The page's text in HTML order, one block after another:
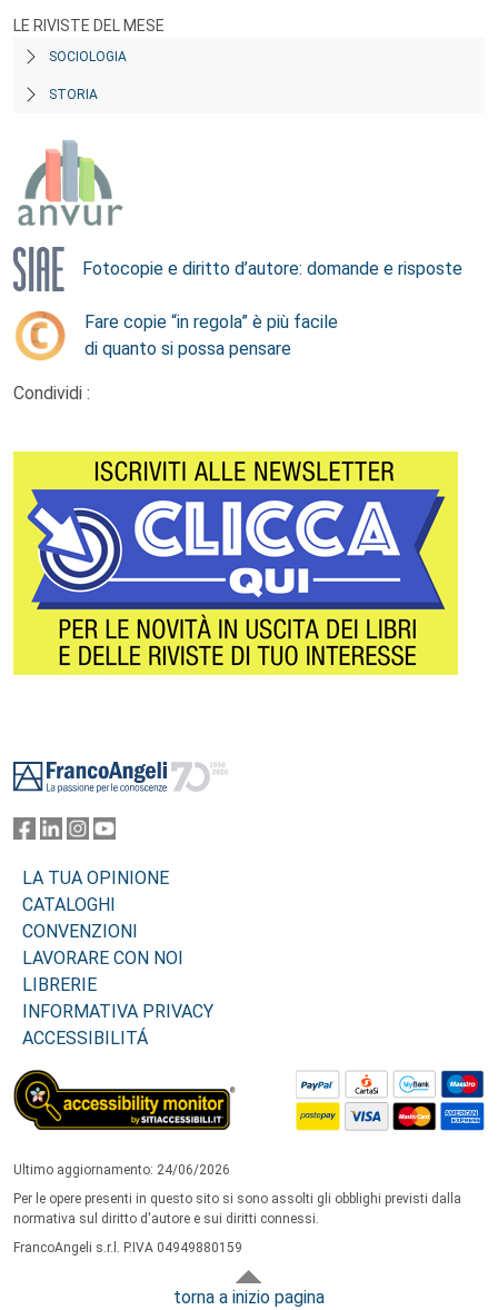
LE RIVISTE DEL MESE
SOCIOLOGIA
STORIA
Fotocopie e diritto d’autore: domande e risposte
Fare copie “in regola” è più facile
di quanto si possa pensare
Condividi :
LA TUA OPINIONE
CATALOGHI
CONVENZIONI
LAVORARE CON NOI
LIBRERIE
INFORMATIVA PRIVACY
ACCESSIBILITÁ
Ultimo aggiornamento: 24/06/2026
Per le opere presenti in questo sito si sono assolti gli obblighi previsti dalla
normativa sul diritto d'autore e sui diritti connessi.
FrancoAngeli s.r.l. P.IVA 04949880159
torna a inizio pagina